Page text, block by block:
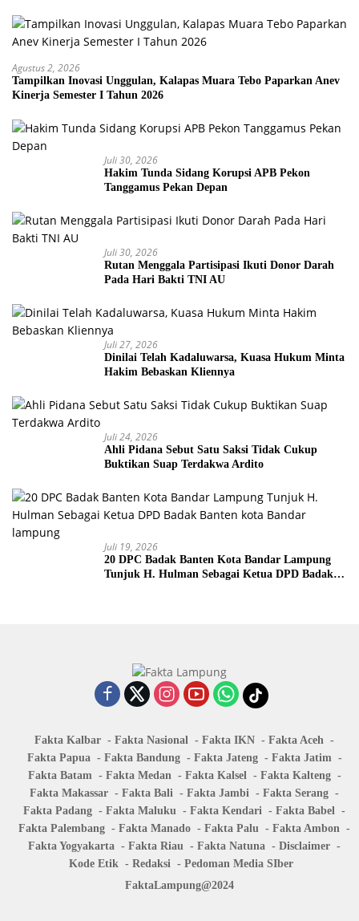
Agustus 2, 2026
Tampilkan Inovasi Unggulan, Kalapas Muara Tebo Paparkan Anev
Kinerja Semester I Tahun 2026
Juli 30, 2026
Hakim Tunda Sidang Korupsi APB Pekon
Tanggamus Pekan Depan
Juli 30, 2026
Rutan Menggala Partisipasi Ikuti Donor Darah
Pada Hari Bakti TNI AU
Juli 27, 2026
Dinilai Telah Kadaluwarsa, Kuasa Hukum Minta
Hakim Bebaskan Kliennya
Juli 24, 2026
Ahli Pidana Sebut Satu Saksi Tidak Cukup
Buktikan Suap Terdakwa Ardito
Juli 19, 2026
20 DPC Badak Banten Kota Bandar Lampung
Tunjuk H. Hulman Sebagai Ketua DPD Badak
Fakta Kalbar Fakta Nasional Fakta IKN
Fakta Aceh
Fakta Papua
Fakta Bandung Fakta Jateng
Fakta Jatim
Fakta Batam
Fakta Medan Fakta Kalsel
Fakta Kalteng
Fakta Makassar
Fakta Bali Fakta Jambi
Fakta Serang
Fakta Padang
Fakta Maluku Fakta Kendari
Fakta Babel
Fakta Palembang
Fakta Manado Fakta Palu
Fakta Ambon
Fakta Yogyakarta
Fakta Riau Fakta Natuna
Disclaimer
Kode Etik
Redaksi
Pedoman Media SIber
FaktaLampung@2024